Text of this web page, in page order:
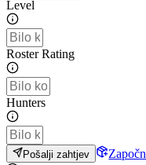
Level
Roster Rating
Hunters
Pošalji zahtjev